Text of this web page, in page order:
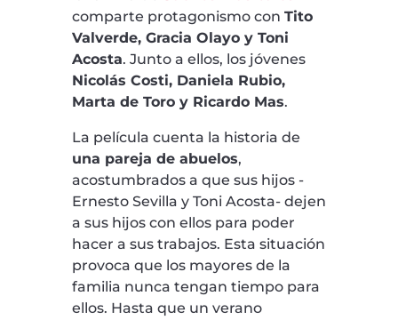
comparte protagonismo con Tito
Valverde, Gracia Olayo y Toni
Acosta. Junto a ellos, los jóvenes
Nicolás Costi, Daniela Rubio,
Marta de Toro y Ricardo Mas.
La película cuenta la historia de
una pareja de abuelos,
acostumbrados a que sus hijos -
Ernesto Sevilla y Toni Acosta- dejen
a sus hijos con ellos para poder
hacer a sus trabajos. Esta situación
provoca que los mayores de la
familia nunca tengan tiempo para
ellos. Hasta que un verano